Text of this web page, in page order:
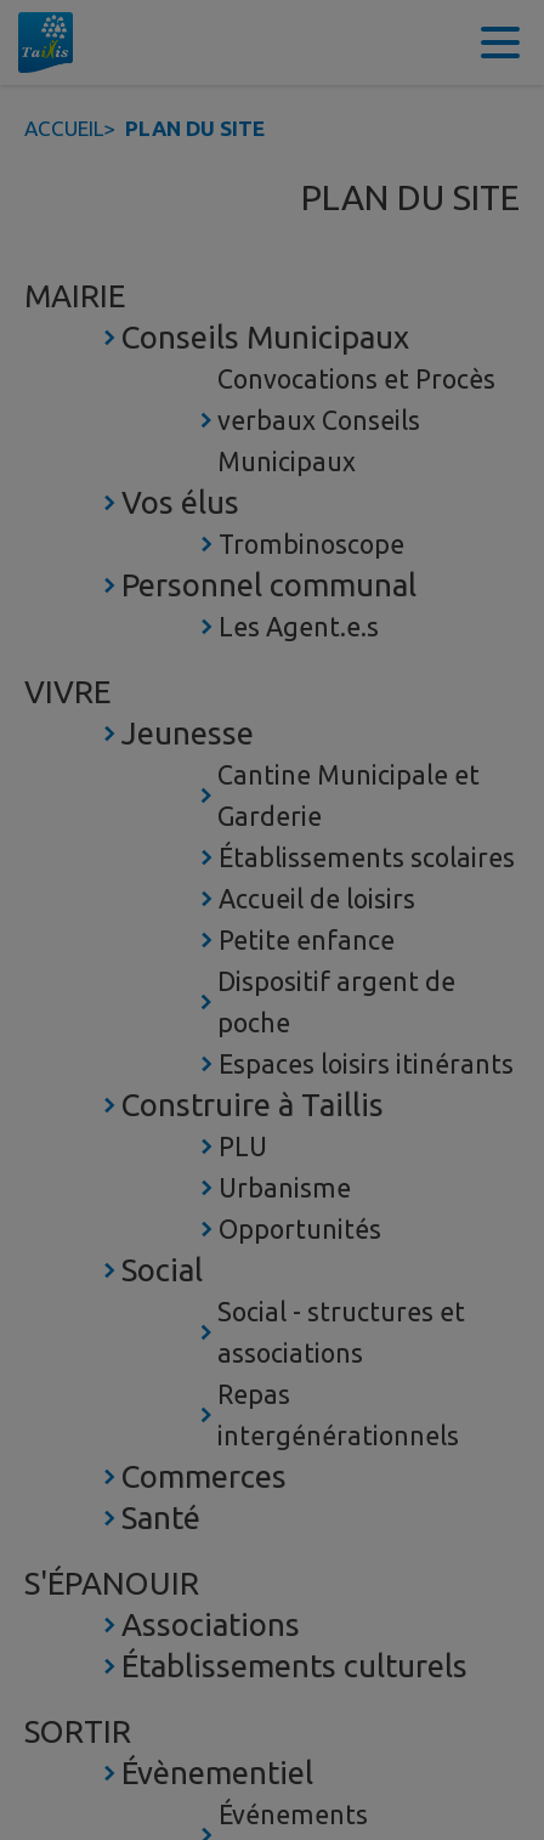
Contenu
ACCUEIL> PLAN DU SITE
PLAN DU SITE
MAIRIE
Conseils Municipaux
Convocations et Procès
verbaux Conseils
Municipaux
Vos élus
Trombinoscope
Personnel communal
Les Agent.e.s
VIVRE
Jeunesse
Cantine Municipale et
Garderie
Établissements scolaires
Accueil de loisirs
Petite enfance
Dispositif argent de
poche
Espaces loisirs itinérants
Construire à Taillis
PLU
Urbanisme
Opportunités
Social
Social - structures et
associations
Repas
intergénérationnels
Commerces
Santé
S'ÉPANOUIR
Associations
Établissements culturels
SORTIR
Évènementiel
Événements